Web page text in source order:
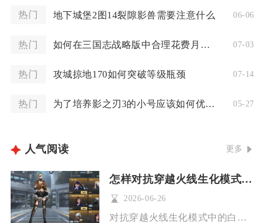
热门 地下城堡2图14裂隙影兽需要注意什么 06-06
热门 如何在三国志战略版中合理花费月卡微氪 07-03
热门 攻城掠地170如何突破等级瓶颈 07-14
热门 为了培养影之刃3的小号应该如何优化操作呢 05-27
人气阅读 更多
怎样对抗穿越火线生化模式中的白骨精
2026-06-26
对抗穿越火线生化模式中的白骨精，核心在于识破分身机制、选对高...